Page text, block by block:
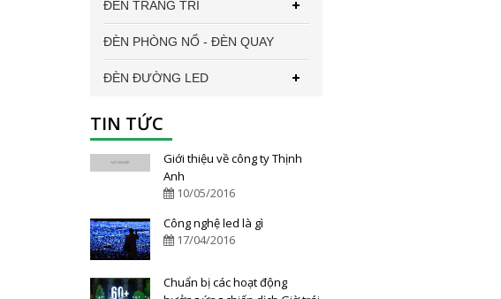
ĐÈN TRANG TRÍ
ĐÈN PHÒNG NỔ - ĐÈN QUAY
ĐÈN ĐƯỜNG LED
TIN TỨC
Giới thiệu về công ty Thịnh
Anh
10/05/2016
Công nghệ led là gì
17/04/2016
Chuẩn bị các hoạt động